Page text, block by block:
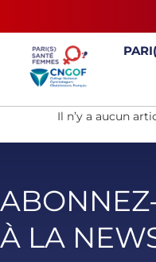
Il n’y a aucun
À LA